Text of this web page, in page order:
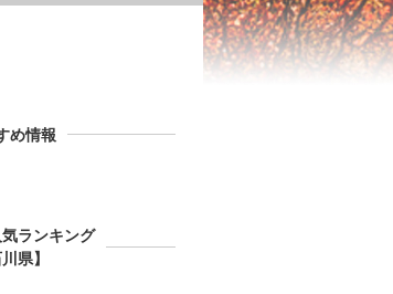
め情報
ランキング
川県】